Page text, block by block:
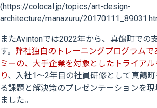
(https://colocal.jp/topics/art-design-
architecture/manazuru/
またAvintonでは2022年から、真鶴町での
す。 弊社独自のトレーニングプログラムで
ミーの、大手企業を対象としたトライア
り、入社1～2年目の社員研修として真鶴
る課題と解決策のプレゼンテーションを
ました。